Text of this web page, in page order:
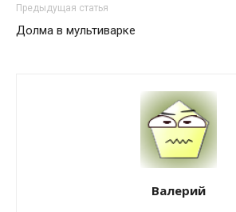
Предыдущая статья
Долма в мультиварке
Валерий